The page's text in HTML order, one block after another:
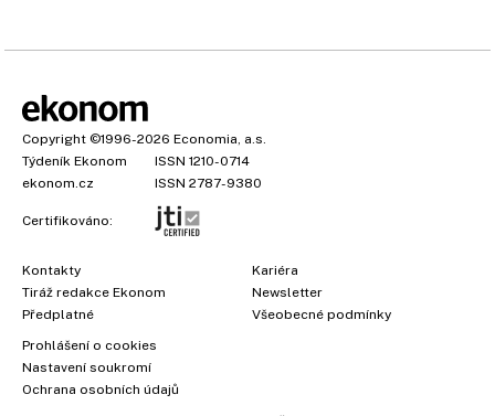
Copyright ©1996-2026 Economia, a.s.
Týdeník Ekonom
ISSN 1210-0714
ekonom.cz
ISSN 2787-9380
Certifikováno:
Kontakty
Tiráž redakce Ekonom
Předplatné
Kariéra
Newsletter
Všeobecné podmínky
Prohlášení o cookies
Nastavení soukromí
Ochrana osobních údajů